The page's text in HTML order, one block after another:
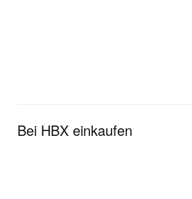
Bei HBX einkaufen